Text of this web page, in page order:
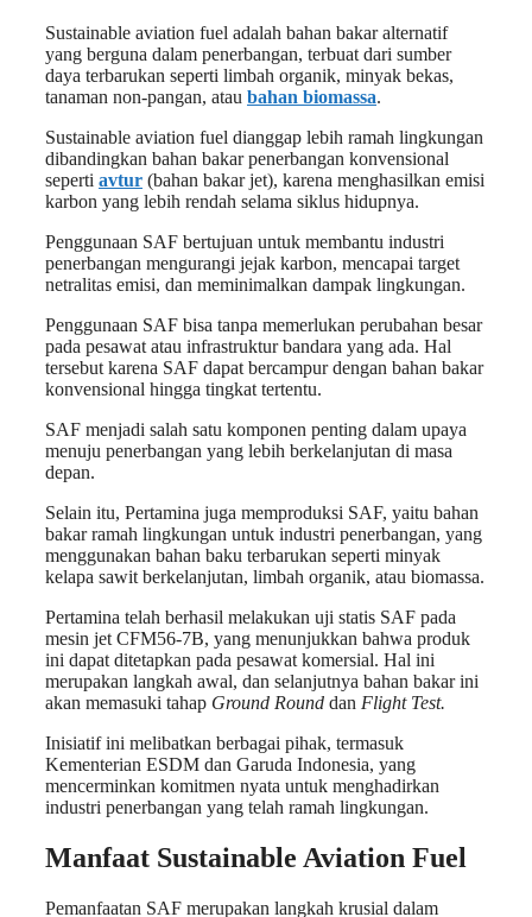
Sustainable aviation fuel adalah bahan bakar alternatif
yang berguna dalam penerbangan, terbuat dari sumber
daya terbarukan seperti limbah organik, minyak bekas,
tanaman non-pangan, atau bahan biomassa.
Sustainable aviation fuel dianggap lebih ramah lingkungan
dibandingkan bahan bakar penerbangan konvensional
seperti avtur (bahan bakar jet), karena menghasilkan emisi
karbon yang lebih rendah selama siklus hidupnya.
Penggunaan SAF bertujuan untuk membantu industri
penerbangan mengurangi jejak karbon, mencapai target
netralitas emisi, dan meminimalkan dampak lingkungan.
Penggunaan SAF bisa tanpa memerlukan perubahan besar
pada pesawat atau infrastruktur bandara yang ada. Hal
tersebut karena SAF dapat bercampur dengan bahan bakar
konvensional hingga tingkat tertentu.
SAF menjadi salah satu komponen penting dalam upaya
menuju penerbangan yang lebih berkelanjutan di masa
depan.
Selain itu, Pertamina juga memproduksi SAF, yaitu bahan
bakar ramah lingkungan untuk industri penerbangan, yang
menggunakan bahan baku terbarukan seperti minyak
kelapa sawit berkelanjutan, limbah organik, atau biomassa.
Pertamina telah berhasil melakukan uji statis SAF pada
mesin jet CFM56-7B, yang menunjukkan bahwa produk
ini dapat ditetapkan pada pesawat komersial. Hal ini
merupakan langkah awal, dan selanjutnya bahan bakar ini
akan memasuki tahap Ground Round dan Flight Test.
Inisiatif ini melibatkan berbagai pihak, termasuk
Kementerian ESDM dan Garuda Indonesia, yang
mencerminkan komitmen nyata untuk menghadirkan
industri penerbangan yang telah ramah lingkungan.
Manfaat Sustainable Aviation Fuel
Pemanfaatan SAF merupakan langkah krusial dalam